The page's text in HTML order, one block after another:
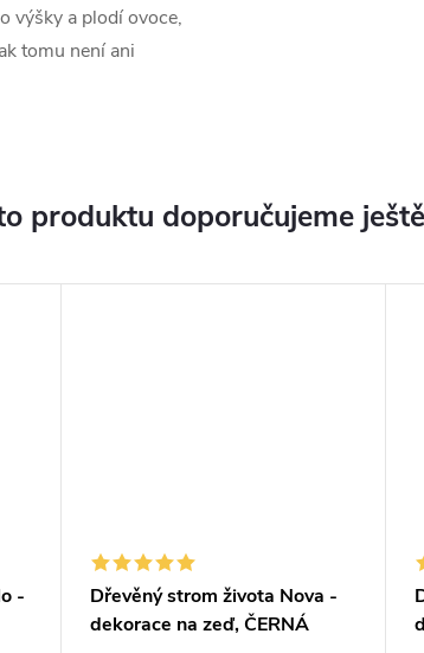
výšky a plodí ovoce,
tomu není ani
produktu doporučujeme
-
Dřevěný strom života Nova -
dekorace na zeď, ČERNÁ